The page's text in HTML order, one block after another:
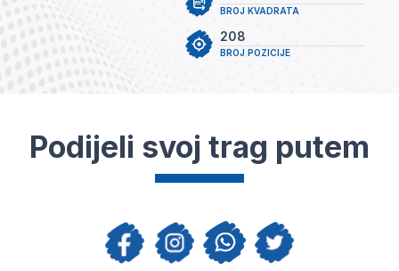
BROJ KVADRATA
BROJ POZICIJE
208
Podijeli svoj trag putem